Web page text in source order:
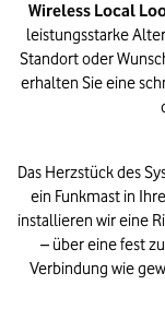
Wireless Local
leistungsstarke
Standort oder
erhalten Sie eine
Das Herzstück des
ein Funkmast in
installieren wir eine
– über eine fest
Verbindung wie